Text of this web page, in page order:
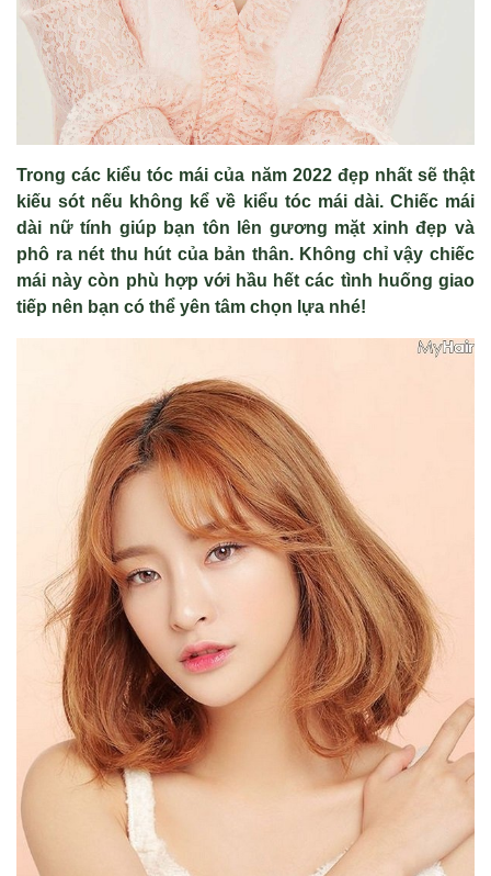
Trong các kiểu tóc mái của năm 2022 đẹp nhất sẽ thật
kiếu sót nếu không kể về kiểu tóc mái dài. Chiếc mái
dài nữ tính giúp bạn tôn lên gương mặt xinh đẹp và
phô ra nét thu hút của bản thân. Không chỉ vậy chiếc
mái này còn phù hợp với hầu hết các tình huống giao
tiếp nên bạn có thể yên tâm chọn lựa nhé!